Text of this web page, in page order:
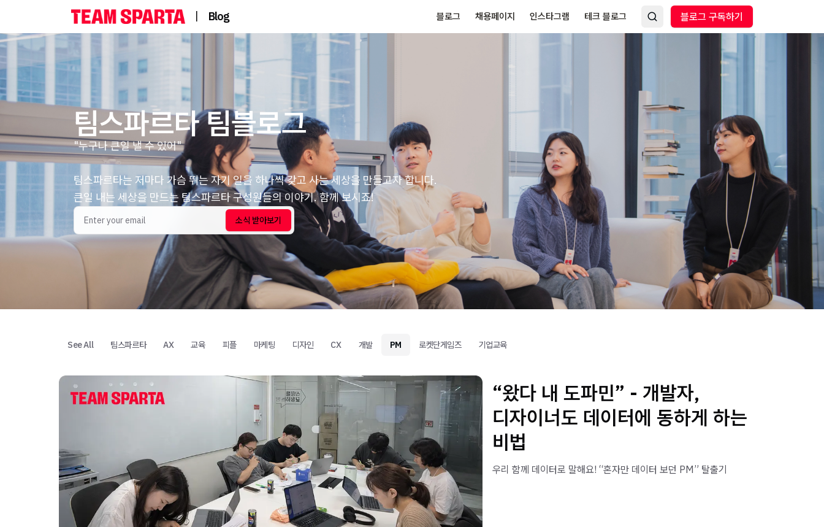
| Blog 블로그 채용페이지 인스타그램 테크 블로그 블로그 구독하기
팀스파르타 팀블로그
"누구나 큰일 낼 수 있어"
팀스파르타는 저마다 가슴 뛰는 자기 일을 하나씩 갖고 사는 세상을 만들고자 합니다.
큰일 내는 세상을 만드는 팀스파르타 구성원들의 이야기. 함께 보시죠!
소식 받아보기
See All 팀스파르타 AX 교육 피플 마케팅 디자인 CX 개발 PM 로켓단게임즈 기업교육
“왔다 내 도파민” - 개발자,
디자이너도 데이터에 동하게 하는
비법
우리 함께 데이터로 말해요! “혼자만 데이터 보던 PM” 탈출기